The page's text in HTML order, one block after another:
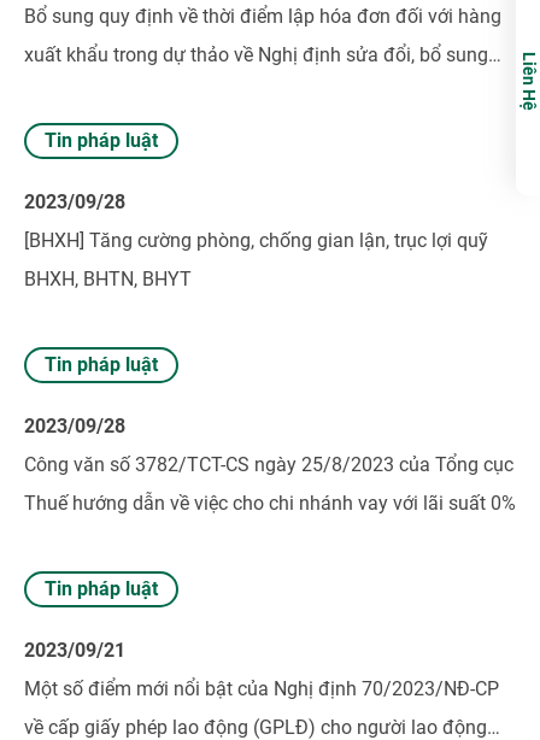
Bổ sung quy định về thời điểm lập hóa đơn đối với hàng
xuất khẩu trong dự thảo về Nghị định sửa đổi, bổ sung
định về hóa đơn, chứng từ
Tin pháp luật
2023/09/28
[BHXH] Tăng cường phòng, chống gian lận, trục lợi quỹ
BHXH, BHTN, BHYT
Tin pháp luật
2023/09/28
Công văn số 3782/TCT-CS ngày 25/8/2023 của Tổng cục
Thuế hướng dẫn về việc cho chi nhánh vay với lãi suất 0%
Tin pháp luật
2023/09/21
Một số điểm mới nổi bật của Nghị định 70/2023/NĐ-CP
về cấp giấy phép lao động (GPLĐ) cho người lao động
Liên Hệ